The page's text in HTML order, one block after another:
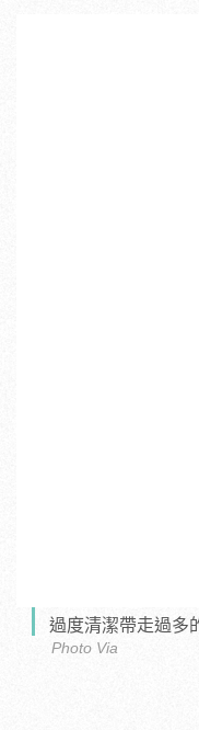
過度清潔帶走過多
Photo Via